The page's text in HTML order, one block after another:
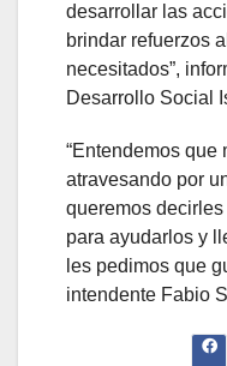
desarrollar las
brindar refuerzos
necesitados”,
Desarrollo Social
“Entendemos que
atravesando por
queremos
para ayudarlos y
les pedimos que
intendente Fabio